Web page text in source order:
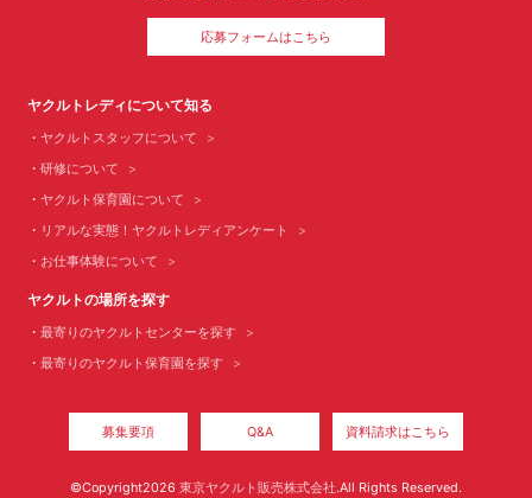
応募フォームはこちら
ヤクルトレディについて知る
ヤクルトスタッフについて
研修について
ヤクルト保育園について
リアルな実態！ヤクルトレディアンケート
お仕事体験について
ヤクルトの場所を探す
最寄りのヤクルトセンターを探す
最寄りのヤクルト保育園を探す
募集要項 Q&A 資料請求はこちら
©Copyright2026 東京ヤクルト販売株式会社.All Rights Reserved.